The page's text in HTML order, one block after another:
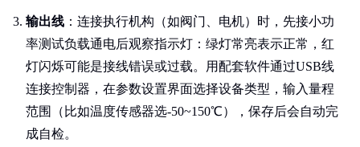
输出线 ：连接执行机构（如阀门、电机）时，先接小功
率测试负载通电后观察指示灯：绿灯常亮表示正常，红
灯闪烁可能是接线错误或过载。用配套软件通过USB线
连接控制器，在参数设置界面选择设备类型，输入量程
范围（比如温度传感器选-50~150℃），保存后会自动完
成自检。